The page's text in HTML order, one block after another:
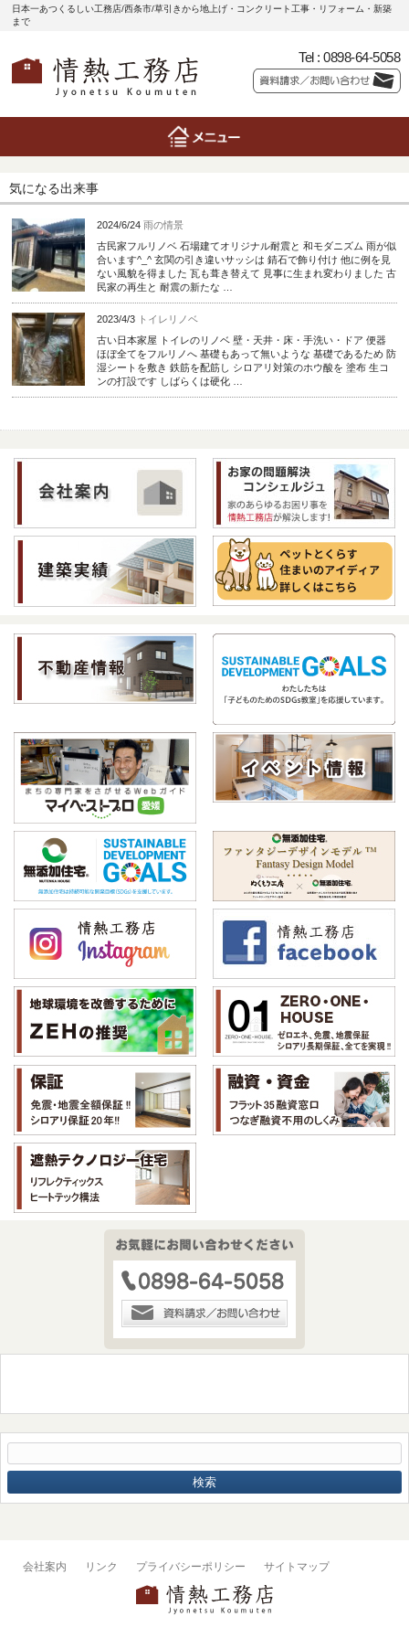
日本一あつくるしい工務店/西条市/草引きから地上げ・コンクリート工事・リフォーム・新築
まで
Tel : 0898-64-5058
気になる出来事
2024/6/24 雨の情景
古民家フルリノベ 石場建てオリジナル耐震と 和モダニズム 雨が似
合います^_^ 玄関の引き違いサッシは 錆石で飾り付け 他に例を見
ない風貌を得ました 瓦も葺き替えて 見事に生まれ変わりました 古
民家の再生と 耐震の新たな …
2023/4/3 トイレリノベ
古い日本家屋 トイレのリノベ 壁・天井・床・手洗い・ドア 便器
ほぼ全てをフルリノへ 基礎もあって無いような 基礎であるため 防
湿シートを敷き 鉄筋を配筋し シロアリ対策のホウ酸を 塗布 生コ
ンの打設です しばらくは硬化 …
会社案内 リンク プライバシーポリシー サイトマップ